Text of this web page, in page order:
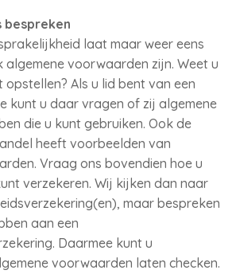
bespreken
laat maar weer eens
algemene voorwaarden zijn. Weet u
opstellen? Als u lid bent van een
kunt u daar vragen of zij algemene
die u kunt gebruiken. Ook de
heeft voorbeelden van
Vraag ons bovendien hoe u
verzekeren. Wij kijken dan naar
maar bespreken
aan een
Daarmee kunt u
voorwaarden laten checken.